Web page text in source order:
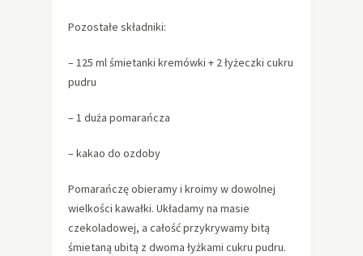
Pozostałe składniki:
– 125 ml śmietanki kremówki + 2 łyżeczki cukru
pudru
– 1 duża pomarańcza
– kakao do ozdoby
Pomarańczę obieramy i kroimy w dowolnej
wielkości kawałki. Układamy na masie
czekoladowej, a całość przykrywamy bitą
śmietaną ubitą z dwoma łyżkami cukru pudru.